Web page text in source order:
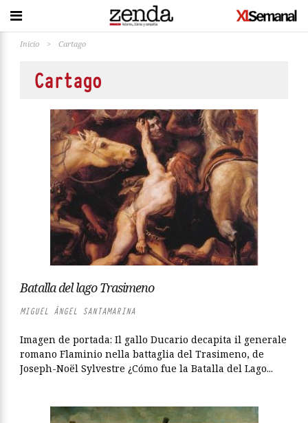
Inicio > Cartago
Cartago
Batalla del lago Trasimeno
MIGUEL ÁNGEL SANTAMARINA
Imagen de portada: Il gallo Ducario decapita il generale
romano Flaminio nella battaglia del Trasimeno, de
Joseph-Noël Sylvestre ¿Cómo fue la Batalla del Lago...